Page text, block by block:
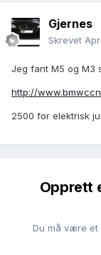
Gjernes
Skrevet
Jeg fant M5 og M3
http://
2500 for elektrisk
Opprett
Du må være et